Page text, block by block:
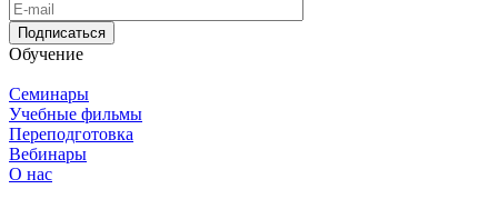
Подписаться
Обучение
Семинары
Учебные фильмы
Переподготовка
Вебинары
О нас